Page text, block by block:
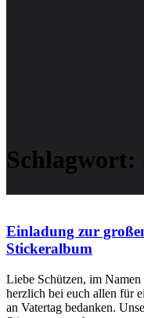
Schlagwort:
Einladung zur
Stickeralbum
Liebe Schützen, im
herzlich bei euch allen für
an Vatertag bedanken.